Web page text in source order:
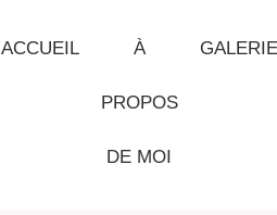
ACCUEIL À
PROPOS
DE MOI
GALERIE